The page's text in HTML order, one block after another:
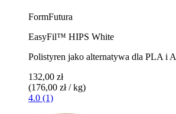
FormFutura
EasyFil™ HIPS White
Polistyren jako alternatywa dla PLA i
132,00 zł
(176,00 zł / kg)
4.0 (1)